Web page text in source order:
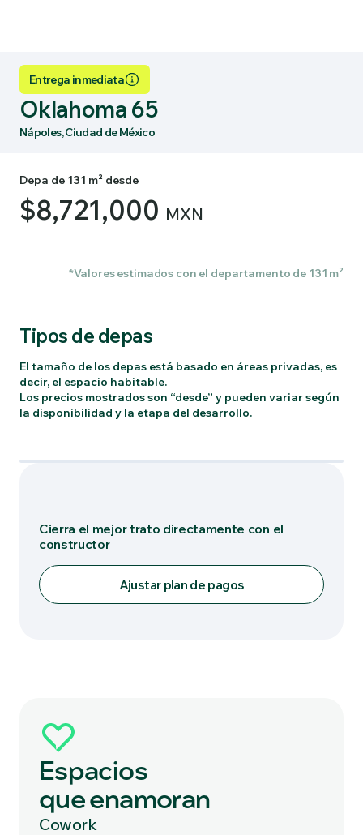
Entrega inmediata
Oklahoma 65
Nápoles, Ciudad de México
Depa de 131 m² desde
$8,721,000 MXN
*Valores estimados con el departamento de 131 m²
Tipos de depas
El tamaño de los depas está basado en áreas privadas, es
decir, el espacio habitable.
Los precios mostrados son “desde” y pueden variar según
la disponibilidad y la etapa del desarrollo.
Cierra el mejor trato directamente con el
constructor
Ajustar plan de pagos
Espacios
que enamoran
Cowork